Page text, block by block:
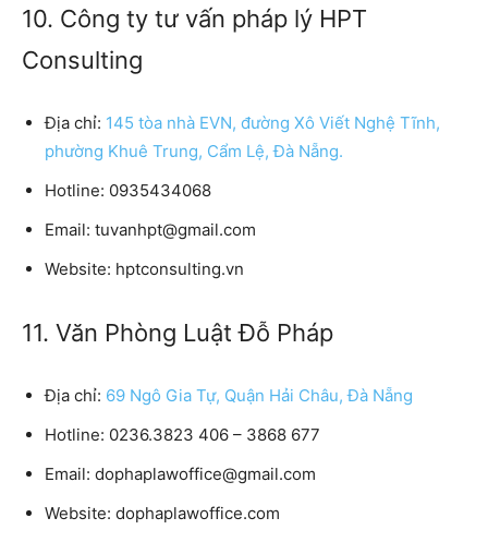
10. Công ty tư vấn pháp lý HPT
Consulting
Địa chỉ: 145 tòa nhà EVN, đường Xô Viết Nghệ Tĩnh,
phường Khuê Trung, Cẩm Lệ, Đà Nẵng.
Hotline: 0935434068
Email: tuvanhpt@gmail.com
Website: hptconsulting.vn
11. Văn Phòng Luật Đỗ Pháp
Địa chỉ: 69 Ngô Gia Tự, Quận Hải Châu, Đà Nẵng
Hotline: 0236.3823 406 – 3868 677
Email: dophaplawoffice@gmail.com
Website: dophaplawoffice.com